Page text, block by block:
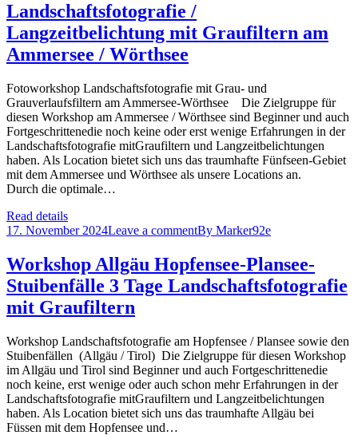
Landschaftsfotografie /
Langzeitbelichtung mit Graufiltern am
Ammersee / Wörthsee
Fotoworkshop Landschaftsfotografie mit Grau- und
Grauverlaufsfiltern am Ammersee-Wörthsee Die Zielgruppe für
diesen Workshop am Ammersee / Wörthsee sind Beginner und auch
Fortgeschrittenedie noch keine oder erst wenige Erfahrungen in der
Landschaftsfotografie mitGraufiltern und Langzeitbelichtungen
haben. Als Location bietet sich uns das traumhafte Fünfseen-Gebiet
mit dem Ammersee und Wörthsee als unsere Locations an.
Durch die optimale…
Read details
17. November 2024Leave a commentBy Marker92e
Workshop Allgäu Hopfensee-Plansee-
Stuibenfälle 3 Tage Landschaftsfotografie
mit Graufiltern
Workshop Landschaftsfotografie am Hopfensee / Plansee sowie den
Stuibenfällen (Allgäu / Tirol) Die Zielgruppe für diesen Workshop
im Allgäu und Tirol sind Beginner und auch Fortgeschrittenedie
noch keine, erst wenige oder auch schon mehr Erfahrungen in der
Landschaftsfotografie mitGraufiltern und Langzeitbelichtungen
haben. Als Location bietet sich uns das traumhafte Allgäu bei
Füssen mit dem Hopfensee und…